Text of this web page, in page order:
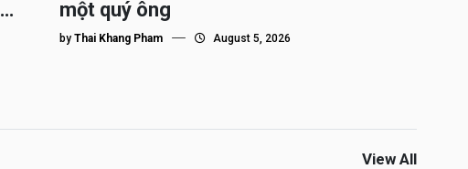
một quý ông
byThai Khang Pham August 5, 2026
View All